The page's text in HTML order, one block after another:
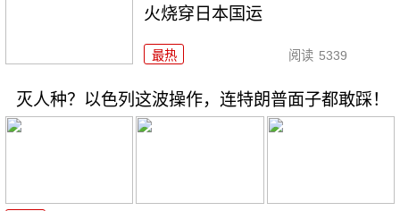
火烧穿日本国运
最热 阅读 5339
灭人种？以色列这波操作，连特朗普面子都敢踩！